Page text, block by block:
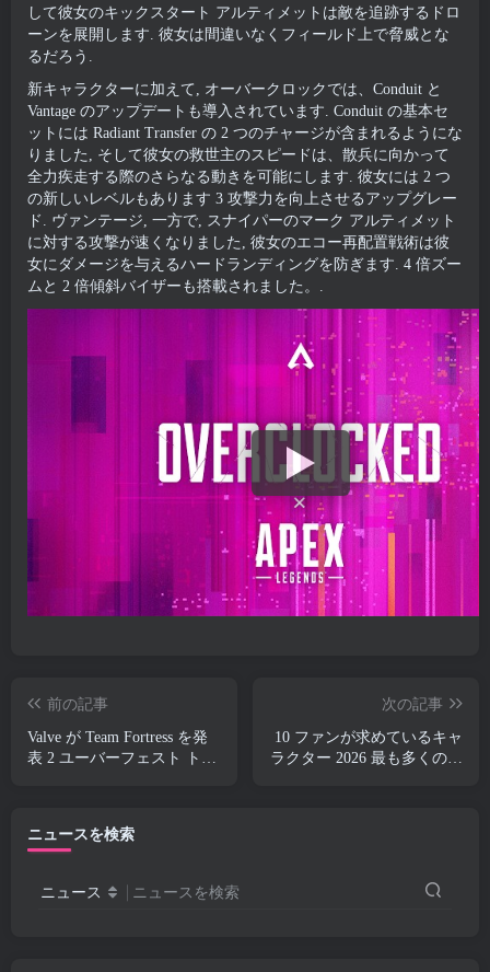
して彼女のキックスタート アルティメットは敵を追跡するドロ
ーンを展開します. 彼女は間違いなくフィールド上で脅威とな
るだろう.
新キャラクターに加えて, オーバークロックでは、Conduit と
Vantage のアップデートも導入されています. Conduit の基本セ
ットには Radiant Transfer の 2 つのチャージが含まれるようにな
りました, そして彼女の救世主のスピードは、散兵に向かって
全力疾走する際のさらなる動きを可能にします. 彼女には 2 つ
の新しいレベルもあります 3 攻撃力を向上させるアップグレー
ド. ヴァンテージ, 一方で, スナイパーのマーク アルティメット
に対する攻撃が速くなりました, 彼女のエコー再配置戦術は彼
女にダメージを与えるハードランディングを防ぎます. 4 倍ズー
ムと 2 倍傾斜バイザーも搭載されました。.
前の記事
Valve が Team Fortress を発
表 2 ユーバーフェスト トロ
次の記事
10 ファンが求めているキャ
ラクター 2026 最も多くのマ
ニュースを検索
ニュース ニュースを検索